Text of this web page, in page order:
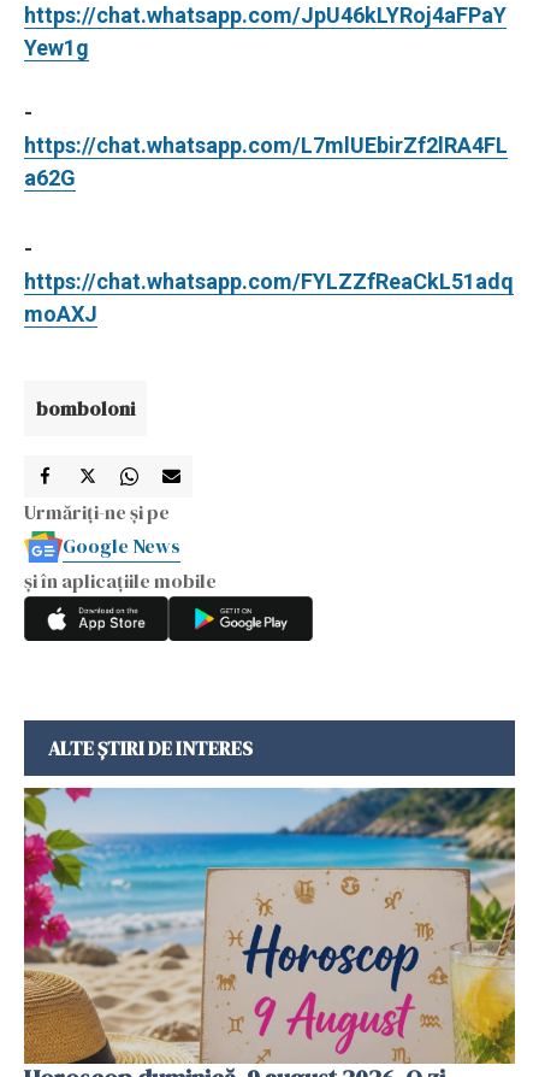
https://chat.whatsapp.com/JpU46kLYRoj4aFPaY
Yew1g
-
https://chat.whatsapp.com/L7mlUEbirZf2lRA4FL
a62G
-
https://chat.whatsapp.com/FYLZZfReaCkL51adq
moAXJ
bomboloni
Urmăriți-ne și pe
Google News
și în aplicațiile mobile
ALTE ȘTIRI DE INTERES